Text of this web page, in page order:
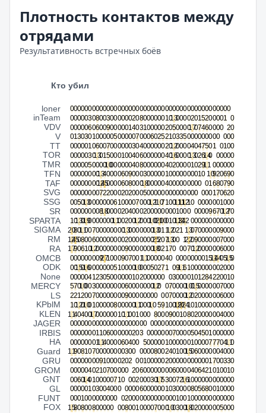
Плотность контактов между
отрядами
Результативность встречных боёв